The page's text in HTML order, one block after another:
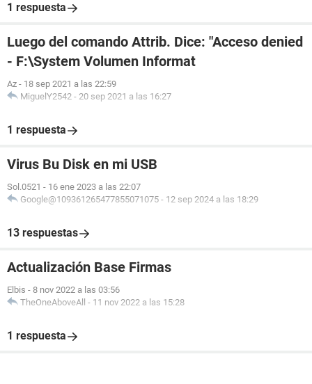
1 respuesta
Luego del comando Attrib. Dice: "Acceso denied
- F:\System Volumen Informat
Az - 18 sep 2021 a las 22:59
MiguelY2542 - 20 sep 2021 a las 16:27
1 respuesta
Virus Bu Disk en mi USB
Sol.0521 - 16 ene 2023 a las 22:07
Google@109361265477855071075 - 12 sep 2024 a las 18:29
13 respuestas
Actualización Base Firmas
Elbis - 8 nov 2022 a las 03:56
TheOneAboveAll - 11 nov 2022 a las 15:28
1 respuesta